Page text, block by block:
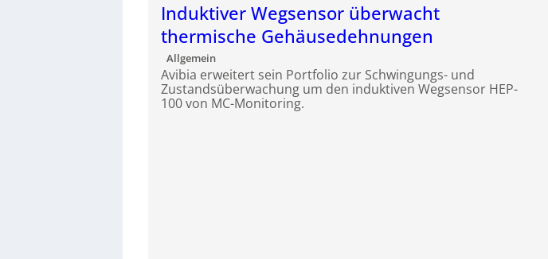
Induktiver Wegsensor überwacht
thermische Gehäusedehnungen
Allgemein
Avibia erweitert sein Portfolio zur Schwingungs- und
Zustandsüberwachung um den induktiven Wegsensor HEP-
100 von MC-Monitoring.